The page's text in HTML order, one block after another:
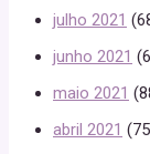
julho 2021
junho 2021
maio 2021
abril 2021